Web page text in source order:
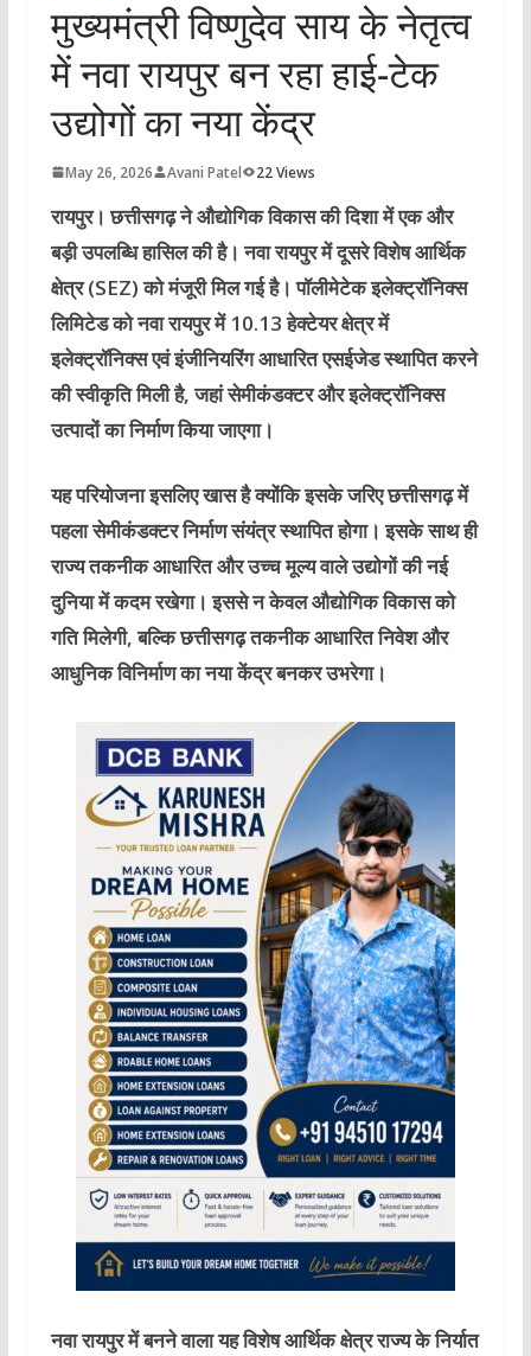
मुख्यमंत्री विष्णुदेव साय के नेतृत्व
में नवा रायपुर बन रहा हाई-टेक
उद्योगों का नया केंद्र
May 26, 2026 Avani Patel 22 Views
रायपुर।छत्तीसगढ़ ने औद्योगिक विकास की दिशा में एक और
बड़ी उपलब्धि हासिल की है। नवा रायपुर में दूसरे विशेष आर्थिक
क्षेत्र (SEZ) को मंजूरी मिल गई है। पॉलीमेटेक इलेक्ट्रॉनिक्स
लिमिटेड को नवा रायपुर में 10.13 हेक्टेयर क्षेत्र में
इलेक्ट्रॉनिक्स एवं इंजीनियरिंग आधारित एसईजेड स्थापित करने
की स्वीकृति मिली है, जहां सेमीकंडक्टर और इलेक्ट्रॉनिक्स
उत्पादों का निर्माण किया जाएगा।
यह परियोजना इसलिए खास है क्योंकि इसके जरिए छत्तीसगढ़ में
पहला सेमीकंडक्टर निर्माण संयंत्र स्थापित होगा। इसके साथ ही
राज्य तकनीक आधारित और उच्च मूल्य वाले उद्योगों की नई
दुनिया में कदम रखेगा। इससे न केवल औद्योगिक विकास को
गति मिलेगी, बल्कि छत्तीसगढ़ तकनीक आधारित निवेश और
आधुनिक विनिर्माण का नया केंद्र बनकर उभरेगा।
नवा रायपुर में बनने वाला यह विशेष आर्थिक क्षेत्र राज्य के निर्यात